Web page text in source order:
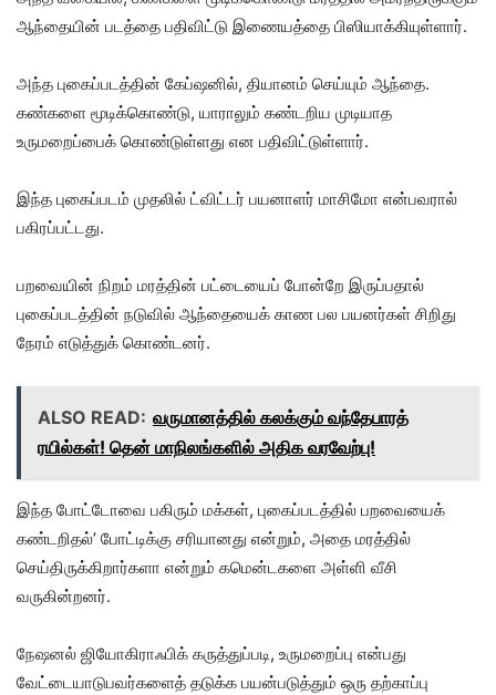
ஆந்தையின் படத்தை பதிவிட்டு இணையத்தை பிஸியாக்கியுள்ளார்.
அந்த புகைப்படத்தின் கேப்ஷனில், தியானம் செய்யும் ஆந்தை.
கண்களை மூடிக்கொண்டு, யாராலும் கண்டறிய முடியாத
உருமறைப்பைக் கொண்டுள்ளது என பதிவிட்டுள்ளார்.
இந்த புகைப்படம் முதலில் ட்விட்டர் பயனாளர் மாசிமோ என்பவரால்
பகிரப்பட்டது.
பறவையின் நிறம் மரத்தின் பட்டையைப் போன்றே இருப்பதால்
புகைப்படத்தின் நடுவில் ஆந்தையைக் காண பல பயனர்கள் சிறிது
நேரம் எடுத்துக் கொண்டனர்.
ALSO READ: வருமானத்தில் கலக்கும் வந்தேபாரத்
ரயில்கள்! தென் மாநிலங்களில் அதிக வரவேற்பு!
இந்த போட்டோவை பகிரும் மக்கள், புகைப்படத்தில் பறவையைக்
கண்டறிதல்’ போட்டிக்கு சரியானது என்றும், அதை மரத்தில்
செய்திருக்கிறார்களா என்றும் கமென்டகளை அள்ளி வீசி
வருகின்றனர்.
நேஷனல் ஜியோகிராஃபிக் கருத்துப்படி, உருமறைப்பு என்பது
வேட்டையாடுபவர்களைத் தடுக்க பயன்படுத்தும் ஒரு தற்காப்பு